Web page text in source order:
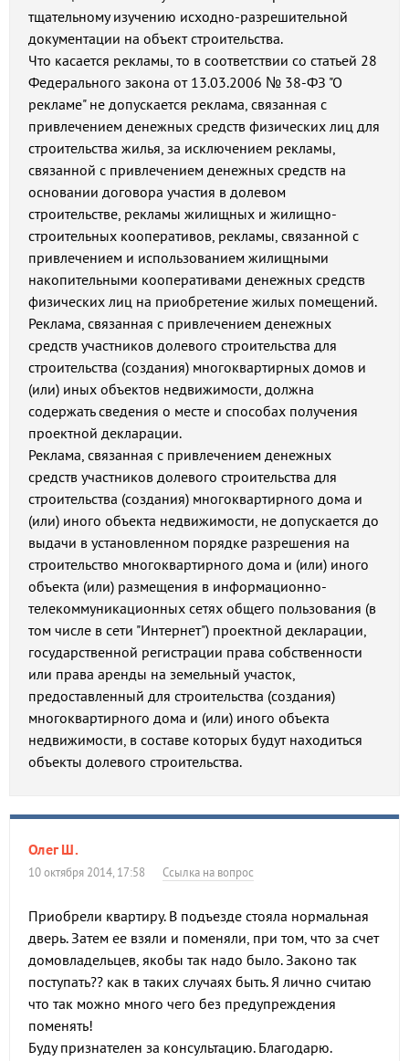
тщательному изучению исходно-разрешительной
документации на объект строительства.
Что касается рекламы, то в соответствии со статьей 28
Федерального закона от 13.03.2006 № 38-ФЗ "О
рекламе" не допускается реклама, связанная с
привлечением денежных средств физических лиц для
строительства жилья, за исключением рекламы,
связанной с привлечением денежных средств на
основании договора участия в долевом
строительстве, рекламы жилищных и жилищно-
строительных кооперативов, рекламы, связанной с
привлечением и использованием жилищными
накопительными кооперативами денежных средств
физических лиц на приобретение жилых помещений.
Реклама, связанная с привлечением денежных
средств участников долевого строительства для
строительства (создания) многоквартирных домов и
(или) иных объектов недвижимости, должна
содержать сведения о месте и способах получения
проектной декларации.
Реклама, связанная с привлечением денежных
средств участников долевого строительства для
строительства (создания) многоквартирного дома и
(или) иного объекта недвижимости, не допускается до
выдачи в установленном порядке разрешения на
строительство многоквартирного дома и (или) иного
объекта (или) размещения в информационно-
телекоммуникационных сетях общего пользования (в
том числе в сети "Интернет") проектной декларации,
государственной регистрации права собственности
или права аренды на земельный участок,
предоставленный для строительства (создания)
многоквартирного дома и (или) иного объекта
недвижимости, в составе которых будут находиться
объекты долевого строительства.
Олег Ш.
10 октября 2014, 17:58 Ссылка на вопрос
Приобрели квартиру. В подъезде стояла нормальная
дверь. Затем ее взяли и поменяли, при том, что за счет
домовладельцев, якобы так надо было. Законо так
поступать?? как в таких случаях быть. Я лично считаю
что так можно много чего без предупреждения
поменять!
Буду признателен за консультацию. Благодарю.